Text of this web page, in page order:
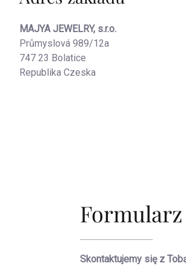
MAJYA JEWELRY, s.r.o.
Průmyslová 989/12a
747 23 Bolatice
Republika Czeska
Skontaktujemy się z